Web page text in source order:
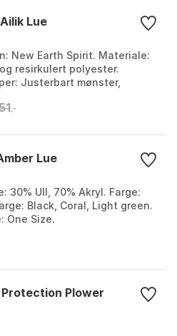
Lue
New Earth Spirit. Materiale:
resirkulert polyester.
Justerbart mønster,
fleece...
,-
Lue
30% Ull, 70% Akryl. Farge:
Black, Coral, Light green.
One Size.
Protection Plower